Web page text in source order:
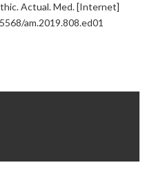
Actual. Med. [Internet]
am.2019.808.ed01